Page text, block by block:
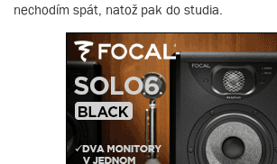
nechodím spát, natož pak do studia.